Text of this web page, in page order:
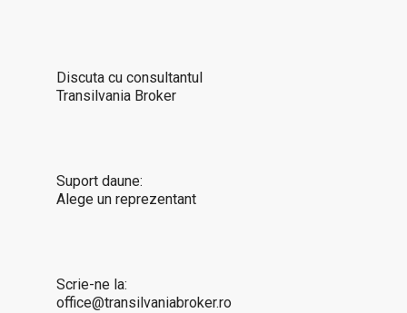
Discuta cu consultantul
Transilvania Broker
Suport daune:
Alege un reprezentant
Scrie-ne la:
office@transilvaniabroker.ro